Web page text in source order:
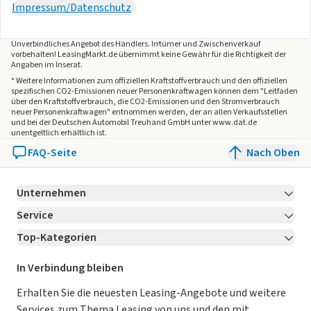
Multifunktion, Servolenkung elektrisch, Außenspiegel
heizbar, beide, Außenspiegel mit Umfeldleuchte,
Einschaltautomatik für Fahrlicht, Scheibenwischer mit
Regensensor, Scheinwerfer Eco-LED, Tagfahrlicht LED,
Fahrassistenz-System: aktiver Spurassistent
(Lenkunterstützung), Reifendruck-Kontrollsystem
Impressum/Datenschutz
Unverbindliches Angebot desHändlers. Irrtümer und Zwischenverkauf
vorbehalten! LeasingMarkt.de übernimmt keine Gewähr für die Richtigkeit der
Angaben im Inserat.
* Weitere Informationen zum offiziellen Kraftstoffverbrauch und den offiziellen
spezifischen CO2-Emissionen neuer Personenkraftwagen können dem "Leitfaden
über den Kraftstoffverbrauch, die CO2-Emissionen und den Stromverbrauch
neuer Personenkraftwagen" entnommen werden, der an allen Verkaufsstellen
und bei der Deutschen Automobil Treuhand GmbH unter www.dat.de
unentgeltlich erhältlich ist.
FAQ-Seite Nach Oben
Unternehmen
Über LeasingMarkt.de
Karriere Jetzt bewerben!
Für Händler
Kooperation mit AutoScout24
Service
Kontakt
Ratgeber
Magazin
Top-Kategorien
Leasing Deals
Gebrauchtwagen Leasing
In Verbindung bleiben
Erhalten Sie die neuesten Leasing-Angebote und weitere